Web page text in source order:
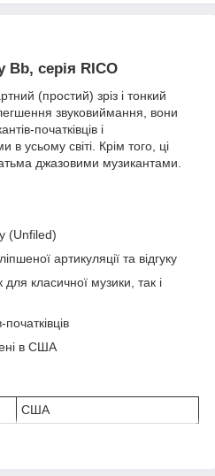
Bb, серія RICO
(простий) зріз і тонкий
звуковиймання, вони
початківців і
усьому світі. Крім того, ці
джазовими музикантами.
(Unfiled)
артикуляції та відгуку
класичної музики, так і
в США
США